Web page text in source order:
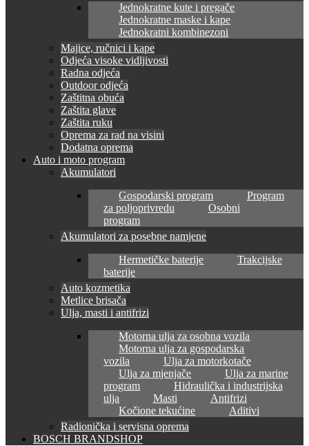
Jednokratne kute i pregače
Jednokratne maske i kape
Jednokratni kombinezoni
Majice, ručnici i kape
Odjeća visoke vidljivosti
Radna odjeća
Outdoor odjeća
Zaštitna obuća
Zaštita glave
Zaštita ruku
Oprema za rad na visini
Dodatna oprema
Auto i moto program
Akumulatori
Gospodarski program
Program
za poljoprivredu
Osobni
program
Akumulatori za posebne namjene
Hermetičke baterije
Trakcijske
baterije
Auto kozmetika
Metlice brisača
Ulja, masti i antifrizi
Motorna ulja za osobna vozila
Motorna ulja za gospodarska
vozila
Ulja za motorkotače
Ulja za mjenjače
Ulja za marine
program
Hidraulička i industrijska
ulja
Masti
Antifrizi
Kočione tekućine
Aditivi
Radionička i servisna oprema
BOSCH BRANDSHOP